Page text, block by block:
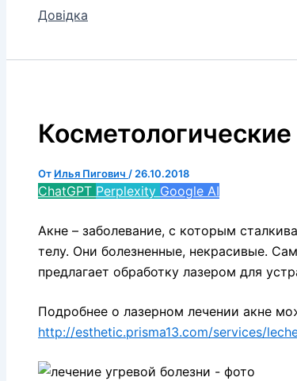
Довідка
От Илья Пигович / 26.10.2018
ChatGPT Perplexity Google AI
Акне – заболевание, с которым
телу. Они болезненные, некрасивые.
предлагает обработку лазером для
Подробнее о лазерном лечении акне
http://esthetic.prisma13.com/services/